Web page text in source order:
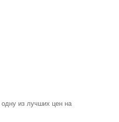
из лучших цен на